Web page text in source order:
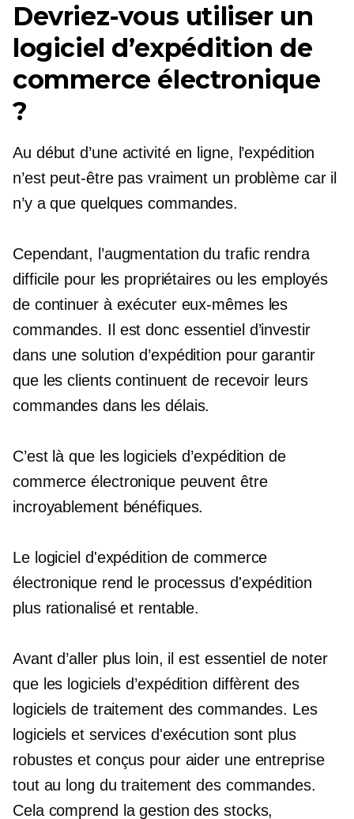
Devriez-vous utiliser un
logiciel d’expédition de
commerce électronique
?
Au début d’une activité en ligne, l’expédition
n’est peut-être pas vraiment un problème car il
n’y a que quelques commandes.
Cependant, l’augmentation du trafic rendra
difficile pour les propriétaires ou les employés
de continuer à exécuter eux-mêmes les
commandes. Il est donc essentiel d’investir
dans une solution d’expédition pour garantir
que les clients continuent de recevoir leurs
commandes dans les délais.
C’est là que les logiciels d’expédition de
commerce électronique peuvent être
incroyablement bénéfiques.
Le logiciel d'expédition de commerce
électronique rend le processus d'expédition
plus rationalisé et rentable.
Avant d’aller plus loin, il est essentiel de noter
que les logiciels d’expédition diffèrent des
logiciels de traitement des commandes. Les
logiciels et services d'exécution sont plus
robustes et conçus pour aider une entreprise
tout au long du traitement des commandes.
Cela comprend la gestion des stocks,